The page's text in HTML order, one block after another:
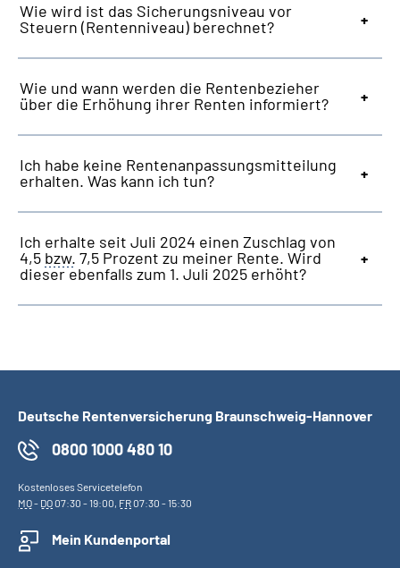
Wie wird ist das Sicherungsniveau vor
Steuern (Rentenniveau) berechnet?
Wie und wann werden die Rentenbezieher
über die Erhöhung ihrer Renten informiert?
Ich habe keine Rentenanpassungsmitteilung
erhalten. Was kann ich tun?
Ich erhalte seit Juli 2024 einen Zuschlag von
4,5 bzw. 7,5 Prozent zu meiner Rente. Wird
dieser ebenfalls zum 1. Juli 2025 erhöht?
Deutsche Rentenversicherung Braunschweig-Hannover
0800 1000 480 10
Kostenloses Servicetelefon
MO- DO07:30 - 19:00, FR07:30 - 15:30
Mein Kundenportal